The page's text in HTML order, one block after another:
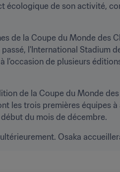
écologique de son activité,
de la Coupe du Monde des
l'International Stadium
l'occasion de plusieurs
de la Coupe du Monde
les trois premières
du mois de décembre.
Osaka